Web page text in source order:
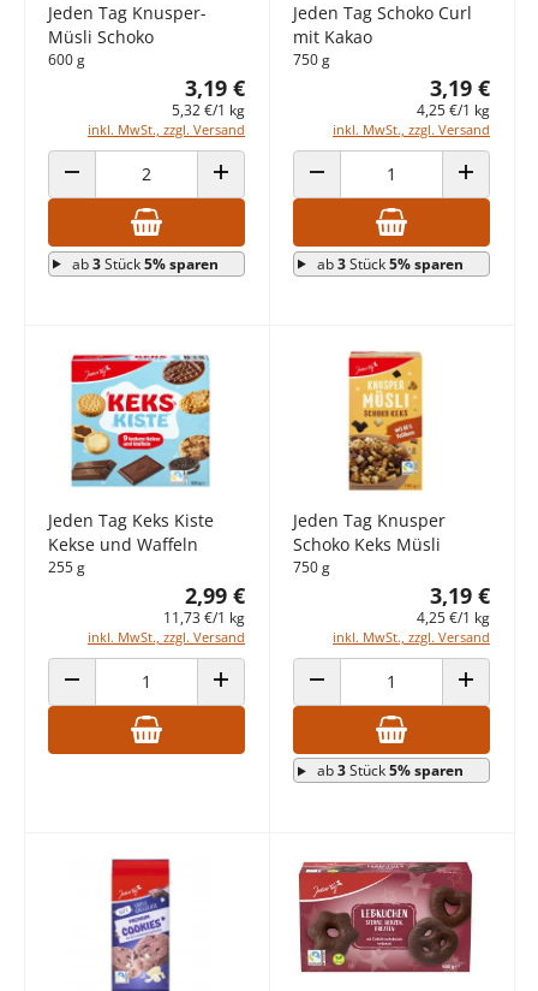
Jeden Tag Knusper-
Müsli Schoko
600 g
3,19 €
5,32 €/1 kg
inkl. MwSt., zzgl. Versand
ANZAHL VERRINGERN ANZAHL ERHÖHEN
ab3Stück5% sparen
Jeden Tag Schoko Curl
mit Kakao
750 g
3,19 €
4,25 €/1 kg
inkl. MwSt., zzgl. Versand
ANZAHL VERRINGERN ANZAHL
ab3Stück5% sparen
Jeden Tag Keks Kiste
Kekse und Waffeln
255 g
2,99 €
11,73 €/1 kg
inkl. MwSt., zzgl. Versand
ANZAHL VERRINGERN ANZAHL ERHÖHEN
Jeden Tag Knusper
Schoko Keks Müsli
750 g
3,19 €
4,25 €/1 kg
inkl. MwSt., zzgl. Versand
ANZAHL VERRINGERN ANZAHL
ab3Stück5% sparen